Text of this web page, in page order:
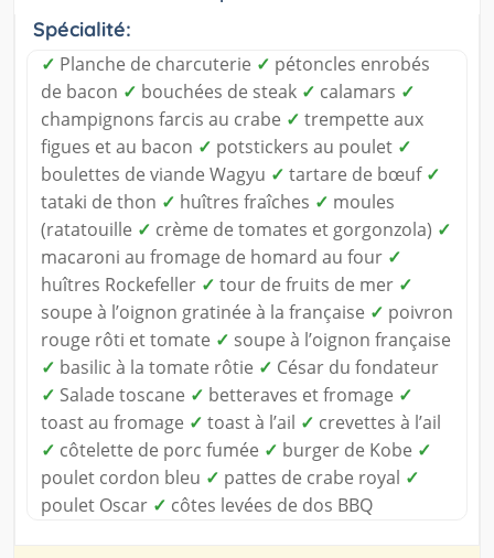
Spécialité:
✓ Planche de charcuterie ✓ pétoncles enrobés
de bacon ✓ bouchées de steak ✓ calamars ✓
champignons farcis au crabe ✓ trempette aux
figues et au bacon ✓ potstickers au poulet ✓
boulettes de viande Wagyu ✓ tartare de bœuf ✓
tataki de thon ✓ huîtres fraîches ✓ moules
(ratatouille ✓ crème de tomates et gorgonzola) ✓
macaroni au fromage de homard au four ✓
huîtres Rockefeller ✓ tour de fruits de mer ✓
soupe à l’oignon gratinée à la française ✓ poivron
rouge rôti et tomate ✓ soupe à l’oignon française
✓ basilic à la tomate rôtie ✓ César du fondateur
✓ Salade toscane ✓ betteraves et fromage ✓
toast au fromage ✓ toast à l’ail ✓ crevettes à l’ail
✓ côtelette de porc fumée ✓ burger de Kobe ✓
poulet cordon bleu ✓ pattes de crabe royal ✓
poulet Oscar ✓ côtes levées de dos BBQ